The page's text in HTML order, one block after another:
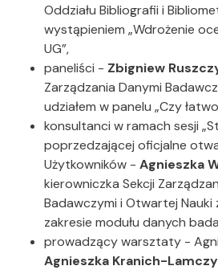
Oddziału Bibliografii i
wystąpieniem „Wdrożenie
UG”,
paneliści - Zbigniew
Zarządzania Danymi
udziałem w panelu „Czy
konsultanci w ramach sesji
poprzedzającej oficjalne
Użytkowników - Agnieszka
kierowniczka Sekcji
Badawczymi i Otwartej Nauki
zakresie modułu danych
prowadzący warsztaty -
Agnieszka Kranich-